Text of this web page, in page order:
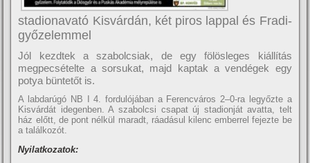
stadionavató Kisvárdán, két piros lappal és Fradi-
győzelemmel
Jól kezdtek a szabolcsiak, de egy fölösleges kiállí­tás
megpecsételte a sorsukat, majd kaptak a vendégek egy
potya büntetőt is.
A labdarúgó NB I 4. fordulójában a Ferencváros 2–0-ra legyőzte a
Kisvárdát idegenben. A szabolcsi csapat új stadionját avatta, telt
ház előtt, de pont nélkül maradt, ráadásul kilenc emberrel fejezte be
a találkozót.
Nyilatkozatok: